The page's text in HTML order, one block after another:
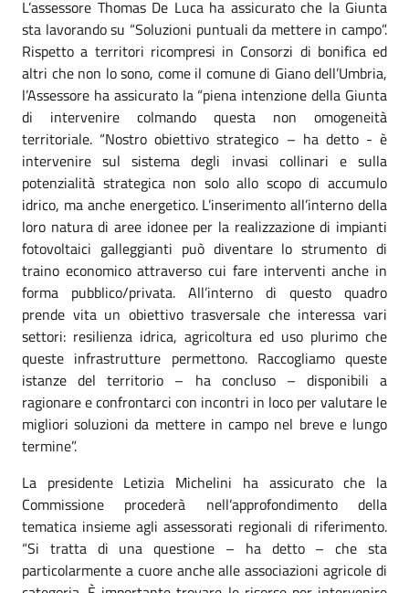
L’assessore Thomas De Luca ha assicurato che la Giunta
sta lavorando su “Soluzioni puntuali da mettere in campo”.
Rispetto a territori ricompresi in Consorzi di bonifica ed
altri che non lo sono, come il comune di Giano dell’Umbria,
l’Assessore ha assicurato la “piena intenzione della Giunta
di intervenire colmando questa non omogeneità
territoriale. “Nostro obiettivo strategico – ha detto - è
intervenire sul sistema degli invasi collinari e sulla
potenzialità strategica non solo allo scopo di accumulo
idrico, ma anche energetico. L’inserimento all’interno della
loro natura di aree idonee per la realizzazione di impianti
fotovoltaici galleggianti può diventare lo strumento di
traino economico attraverso cui fare interventi anche in
forma pubblico/privata. All’interno di questo quadro
prende vita un obiettivo trasversale che interessa vari
settori: resilienza idrica, agricoltura ed uso plurimo che
queste infrastrutture permettono. Raccogliamo queste
istanze del territorio – ha concluso – disponibili a
ragionare e confrontarci con incontri in loco per valutare le
migliori soluzioni da mettere in campo nel breve e lungo
termine”.
La presidente Letizia Michelini ha assicurato che la
Commissione procederà nell’approfondimento della
tematica insieme agli assessorati regionali di riferimento.
“Si tratta di una questione – ha detto – che sta
particolarmente a cuore anche alle associazioni agricole di